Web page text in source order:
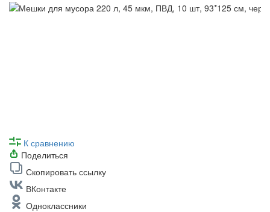
К сравнению
Поделиться
Скопировать ссылку
ВКонтакте
Одноклассники